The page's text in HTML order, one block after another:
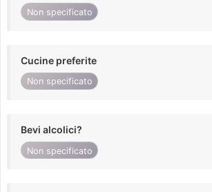
Non specificato
Cucine preferite
Non specificato
Bevi alcolici?
Non specificato